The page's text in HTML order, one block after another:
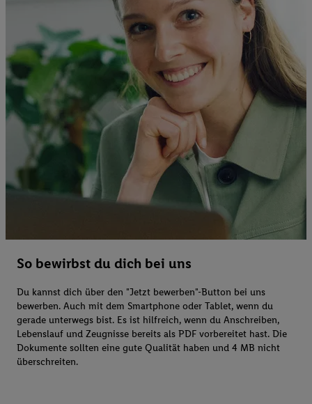
So bewirbst du dich bei uns
Du kannst dich über den "Jetzt bewerben"-Button bei uns
bewerben. Auch mit dem Smartphone oder Tablet, wenn du
gerade unterwegs bist. Es ist hilfreich, wenn du Anschreiben,
Lebenslauf und Zeugnisse bereits als PDF vorbereitet hast. Die
Dokumente sollten eine gute Qualität haben und 4 MB nicht
überschreiten.